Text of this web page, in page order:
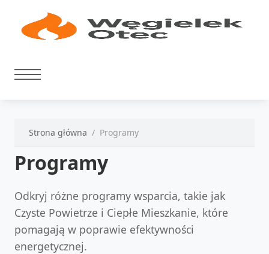
Strona główna Programy
Programy
Odkryj różne programy wsparcia, takie jak
Czyste Powietrze i Ciepłe Mieszkanie, które
pomagają w poprawie efektywności
energetycznej.